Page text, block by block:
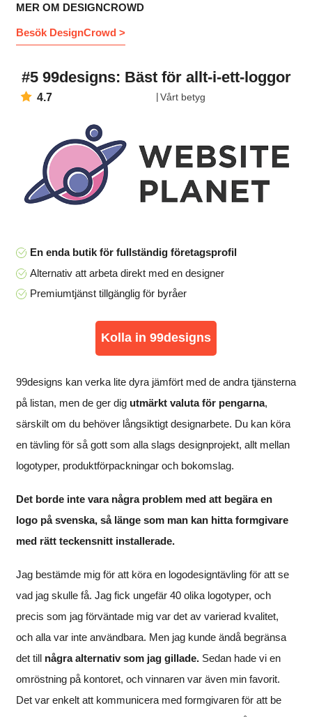
MER OM DESIGNCROWD
Besök DesignCrowd >
#5 99designs: Bäst för allt-i-ett-loggor
4.7 Vårt betyg
En enda butik för fullständig företagsprofil
Alternativ att arbeta direkt med en designer
Premiumtjänst tillgänglig för byråer
Kolla in 99designs
99designs kan verka lite dyra jämfört med de andra tjänsterna
på listan, men de ger dig utmärkt valuta för pengarna,
särskilt om du behöver långsiktigt designarbete. Du kan köra
en tävling för så gott som alla slags designprojekt, allt mellan
logotyper, produktförpackningar och bokomslag.
Det borde inte vara några problem med att begära en
logo på svenska, så länge som man kan hitta formgivare
med rätt teckensnitt installerade.
Jag bestämde mig för att köra en logodesigntävling för att se
vad jag skulle få. Jag fick ungefär 40 olika logotyper, och
precis som jag förväntade mig var det av varierad kvalitet,
och alla var inte användbara. Men jag kunde ändå begränsa
det till några alternativ som jag gillade. Sedan hade vi en
omröstning på kontoret, och vinnaren var även min favorit.
Det var enkelt att kommunicera med formgivaren för att be